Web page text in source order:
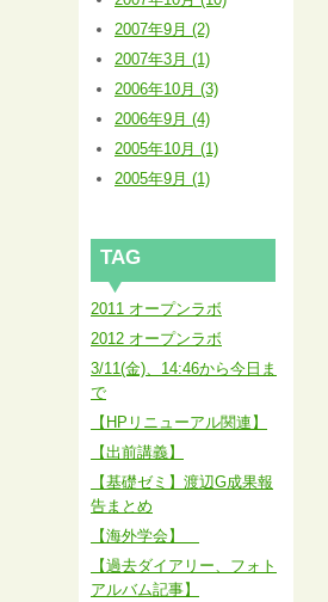
2007年9月 (2)
2007年3月 (1)
2006年10月 (3)
2006年9月 (4)
2005年10月 (1)
2005年9月 (1)
TAG
2011 オープンラボ
2012 オープンラボ
3/11(金)、14:46から今日ま
で
【HPリニューアル関連】
【出前講義】
【基礎ゼミ】渡辺G成果報
告まとめ
【海外学会】
【過去ダイアリー、フォト
アルバム記事】